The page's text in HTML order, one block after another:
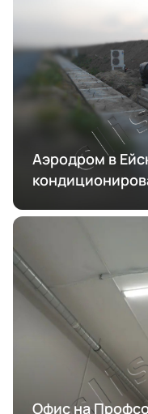
Аэродром в
Офис на